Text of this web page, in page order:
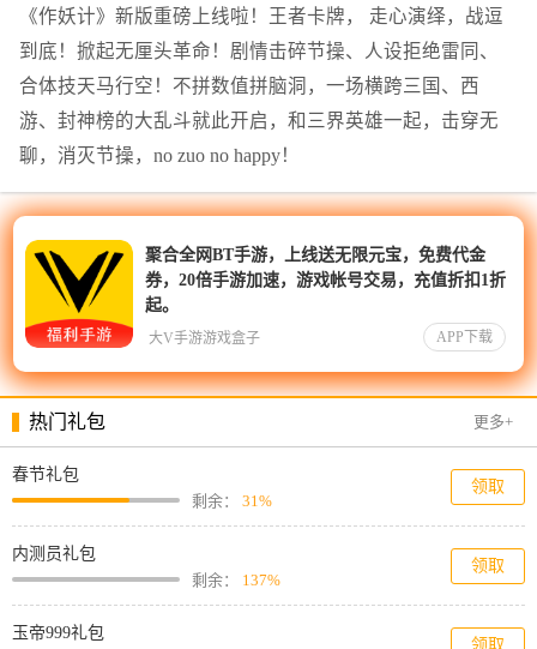
《作妖计》新版重磅上线啦！王者卡牌， 走心演绎，战逗
到底！掀起无厘头革命！剧情击碎节操、人设拒绝雷同、
合体技天马行空！不拼数值拼脑洞，一场横跨三国、西
游、封神榜的大乱斗就此开启，和三界英雄一起，击穿无
聊，消灭节操，no zuo no happy！
聚合全网BT手游，上线送无限元宝，免费代金
券，20倍手游加速，游戏帐号交易，充值折扣1折
起。
APP下载
大V手游游戏盒子
热门礼包 更多+
春节礼包
剩余： 31%
领取
内测员礼包
剩余： 137%
领取
玉帝999礼包
领取